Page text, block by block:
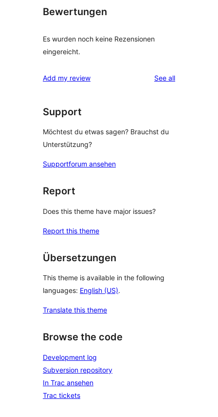
Bewertungen
Es wurden noch keine Rezensionen
eingereicht.
Add my review See allreviews
Support
Möchtest du etwas sagen? Brauchst du
Unterstützung?
Supportforum ansehen
Report
Does this theme have major issues?
Report this theme
Übersetzungen
This theme is available in the following
languages: English (US).
Translate this theme
Browse the code
Development log
Subversion repository
In Trac ansehen
Trac tickets